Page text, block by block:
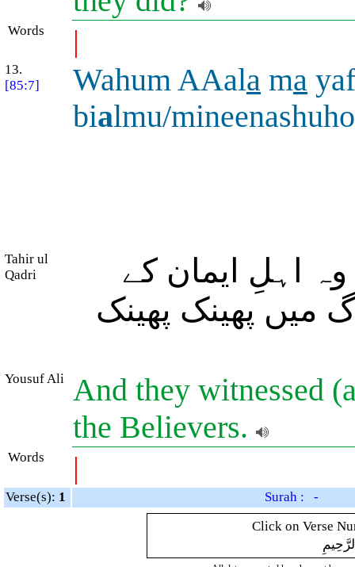
Words |
13.
[85:7]
Wahum AAala ma
bialmu/
Tahir ul
Qadri
اہلِ ایمان کے
میں پھینک پھینک
Yousuf Ali And they witnessed
the Believers.
Words |
Verse(s): 1
Surah : -
Click on Verse